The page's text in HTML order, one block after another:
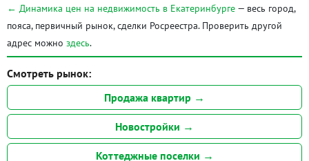
← Динамика цен на недвижимость в Екатеринбурге — весь город,
пояса, первичный рынок, сделки Росреестра. Проверить другой
адрес можно здесь.
Смотреть рынок:
Продажа квартир →
Новостройки →
Коттеджные поселки →